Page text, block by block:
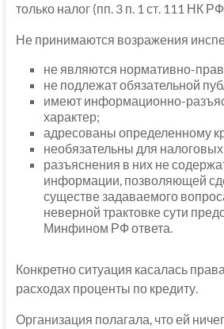
только налог (пп. 3 п. 1 ст. 111 НК
Не принимаются возражения
не являются нормативно-
не подлежат обязательной
имеют информационно-
характер;
адресованы определенному
необязательны для
разъяснения в них не
информации, позволяющей
существе задаваемого
неверной трактовке сути
Минфином РФ ответа.
Конкретно ситуация касалась
расходах проценты по кредиту.
Организация полагала, что ей